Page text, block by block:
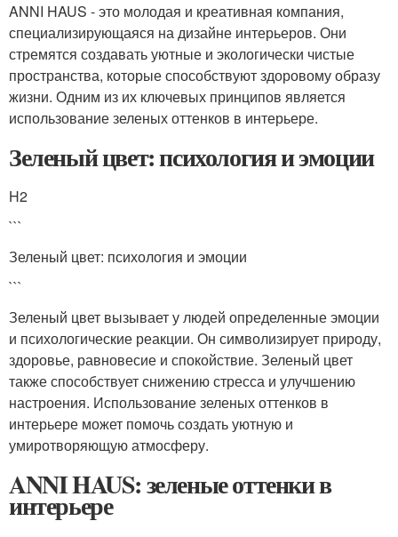
ANNI HAUS - это молодая и креативная компания,
специализирующаяся на дизайне интерьеров. Они
стремятся создавать уютные и экологически чистые
пространства, которые способствуют здоровому образу
жизни. Одним из их ключевых принципов является
использование зеленых оттенков в интерьере.
Зеленый цвет: психология и эмоции
H2
```
Зеленый цвет: психология и эмоции
```
Зеленый цвет вызывает у людей определенные эмоции
и психологические реакции. Он символизирует природу,
здоровье, равновесие и спокойствие. Зеленый цвет
также способствует снижению стресса и улучшению
настроения. Использование зеленых оттенков в
интерьере может помочь создать уютную и
умиротворяющую атмосферу.
ANNI HAUS: зеленые оттенки в
интерьере